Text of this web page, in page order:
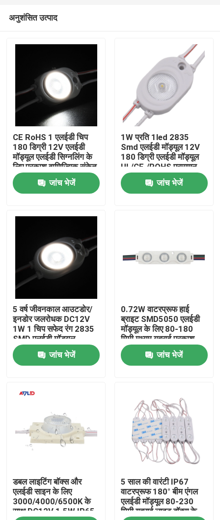
उत्पादों
वीडियो
हमारे बारे में
कारखाना भ्रमण
गुणवत्ता नियंत्रण
संपर्क करें
समाचार
एक उद्धरण का अनुरोध करें
उच्च क्रि एलईडी पट्टी
अनुशंसित उत्पाद
CE RoHS 1 एलईडी चिप
180 डिग्री 12V एलईडी
मॉड्यूल एलईडी सिग्नलिंग के
लिए प्रकाश वाणिज्यिक संकेत,
सजावटी रोशनी उच्च गुणवत्ता
जांच भेजें
1W प्रति 1led 2835
Smd एलईडी मॉड्यूल 12V
180 डिग्री एलईडी मॉड्यूल
UL/CE./ROHS प्रमाणन
पारित
जांच भेजें
5 वर्ष जीवनकाल आउटडोर/
इनडोर जलरोधक DC12V
1W 1 चिप सफेद रंग 2835
SMD एलईडी मॉड्यूल
जांच भेजें
0.72W वाटरप्रूफ हाई
ब्राइट SMD5050 एलईडी
मॉड्यूल के लिए 80-180
मिमी मध्यम गहराई प्रकाश
बॉक्स
जांच भेजें
डबल लाइटिंग बॉक्स और
एलईडी साइन के लिए
3000/4000/6500K के
साथ DC12V 1.5W IP65
5 साल की वारंटी IP67
वाटरप्रूफ 180° बीम एंगल
एलईडी मॉड्यूल 80-230
मिमी गहराई लाइट बॉक्स के